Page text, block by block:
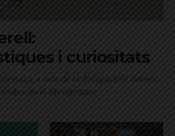
i curiositats
a més de la desaparició del seu
és el silvestrisme